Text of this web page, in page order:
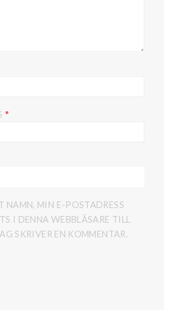
*
NAMN, MIN E-POSTADRESS
I DENNA WEBBLÄSARE TILL
SKRIVER EN KOMMENTAR.